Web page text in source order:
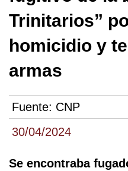
30/04/2024
Trinitarios”
homicidio y
armas
Fuente: CNP
Se encontraba